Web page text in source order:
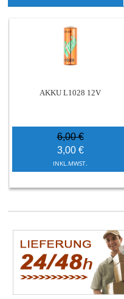
AKKU L1028 12V
6,00 €
3,00 €
INKL.MWST.